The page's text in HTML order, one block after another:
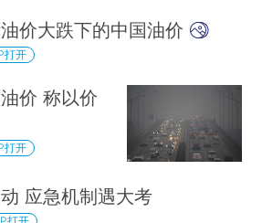
油价大跌下的中国油价
打开
价 称以价
打开
应急机制遇大考